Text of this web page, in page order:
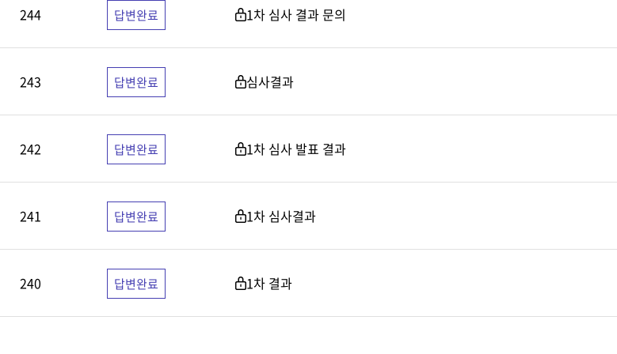
244 답변완료 1차 심사 결과 문의
243 답변완료 심사결과
242 답변완료 1차 심사 발표 결과
241 답변완료 1차 심사결과
240 답변완료 1차 결과